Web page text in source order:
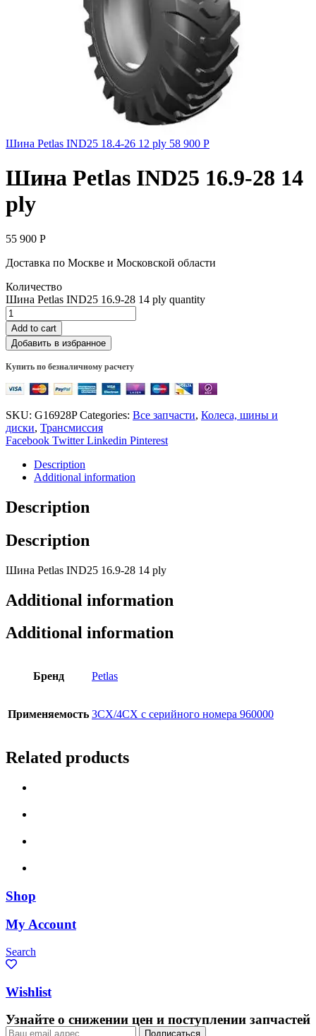
Шина Petlas IND25 18.4-26 12 ply 58 900 Р
Шина Petlas IND25 16.9-28 14
ply
55 900 Р
Доставка по Москве и Московской области
Количество
Шина Petlas IND25 16.9-28 14 ply quantity
Add to cart
Добавить в избранное
Купить по безналичному расчету
SKU: G16928P Categories: Все запчасти, Колеса, шины и
диски, Трансмиссия
Facebook Twitter Linkedin Pinterest
Description
Additional information
Description
Description
Шина Petlas IND25 16.9-28 14 ply
Additional information
Additional information
Бренд Petlas
Применяемость 3СX/4CX с серийного номера 960000
Related products
Shop
My Account
Search
Wishlist
Узнайте о снижении цен и поступлении запчастей